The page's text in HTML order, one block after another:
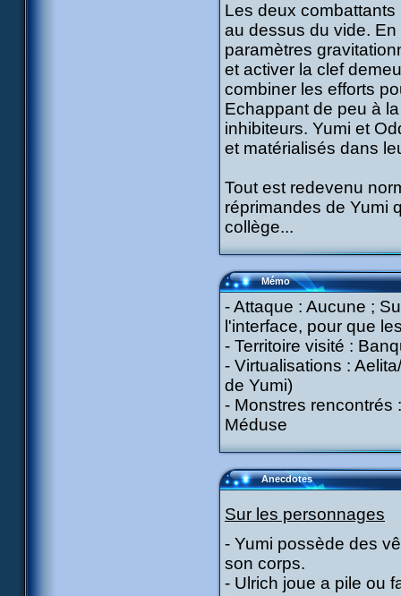
Les deux
au dessus du vide.
paramètres
et activer la clef
combiner les efforts
Echappant de peu à
inhibiteurs. Yumi et
et matérialisés dans
Tout est redevenu
réprimandes de Yumi
collège...
Mémo
- Attaque : Aucune ;
l'interface, pour que
- Territoire visité :
- Virtualisations :
de Yumi)
- Monstres rencontrés
Méduse
Anecdotes
Sur les personnages
- Yumi possède des
son corps.
- Ulrich joue a pile ou